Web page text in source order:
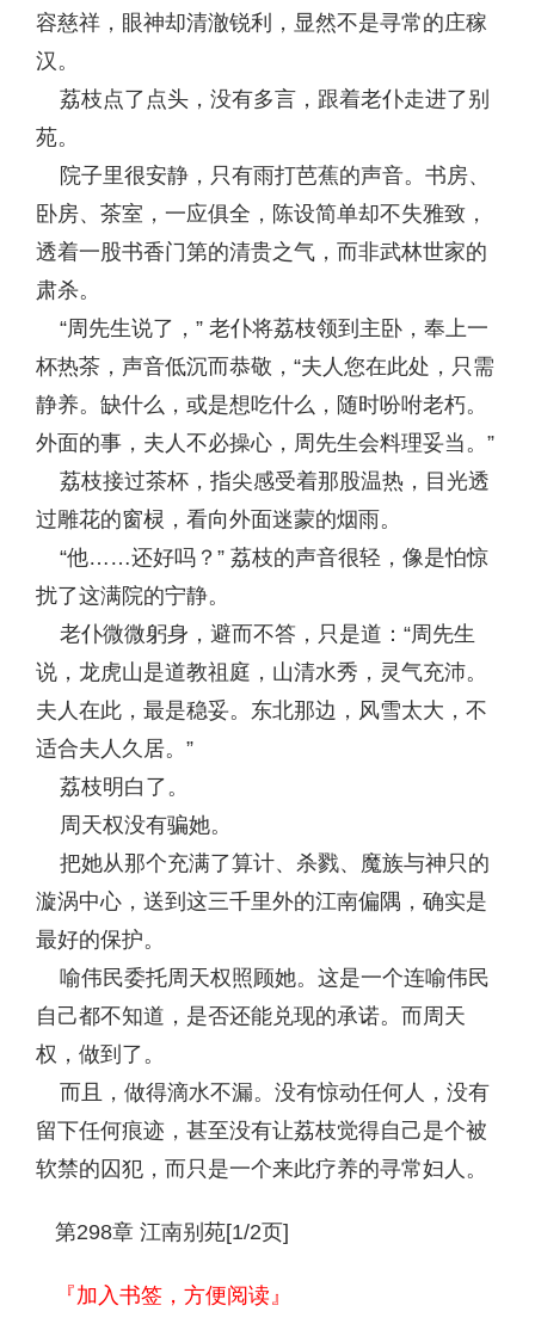
容慈祥，眼神却清澈锐利，显然不是寻常的庄稼
汉。
荔枝点了点头，没有多言，跟着老仆走进了别
苑。
院子里很安静，只有雨打芭蕉的声音。书房、
卧房、茶室，一应俱全，陈设简单却不失雅致，
透着一股书香门第的清贵之气，而非武林世家的
肃杀。
“周先生说了，” 老仆将荔枝领到主卧，奉上一
杯热茶，声音低沉而恭敬，“夫人您在此处，只需
静养。缺什么，或是想吃什么，随时吩咐老朽。
外面的事，夫人不必操心，周先生会料理妥当。”
荔枝接过茶杯，指尖感受着那股温热，目光透
过雕花的窗棂，看向外面迷蒙的烟雨。
“他……还好吗？” 荔枝的声音很轻，像是怕惊
扰了这满院的宁静。
老仆微微躬身，避而不答，只是道：“周先生
说，龙虎山是道教祖庭，山清水秀，灵气充沛。
夫人在此，最是稳妥。东北那边，风雪太大，不
适合夫人久居。”
荔枝明白了。
周天权没有骗她。
把她从那个充满了算计、杀戮、魔族与神只的
漩涡中心，送到这三千里外的江南偏隅，确实是
最好的保护。
喻伟民委托周天权照顾她。这是一个连喻伟民
自己都不知道，是否还能兑现的承诺。而周天
权，做到了。
而且，做得滴水不漏。没有惊动任何人，没有
留下任何痕迹，甚至没有让荔枝觉得自己是个被
软禁的囚犯，而只是一个来此疗养的寻常妇人。
第298章 江南别苑[1/2页]
『加入书签，方便阅读』